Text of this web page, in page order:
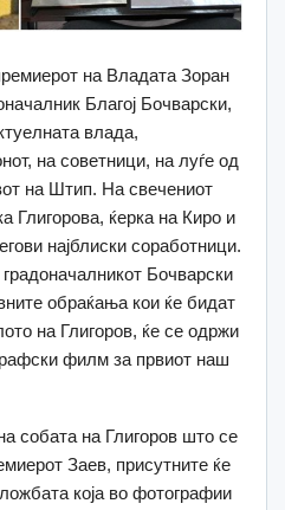
на Владата Зоран
Благој Бочварски,
влада,
на советници, на луѓе од
на Штип. На свечениот
Глигорова, ќерка на Киро и
најблиски соработници.
Бочварски
обраќања кои ќе бидат
на Глигоров, ќе се одржи
филм за првиот наш
собата на Глигоров што се
Заев, присутните ќе
која во фотографии